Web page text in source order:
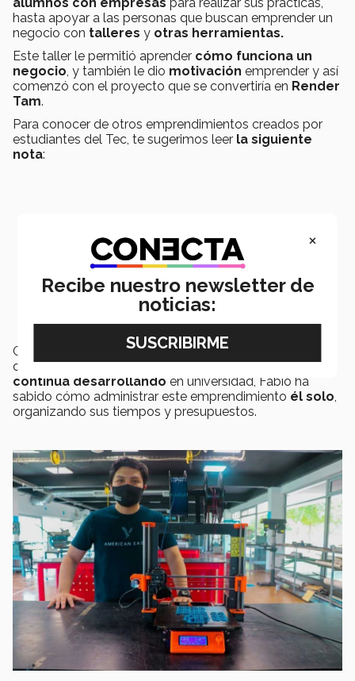
hasta apoyar a las personas que buscan emprender un
negocio con talleres y otras herramientas.
Este taller le permitió aprender cómo funciona un
negocio, y también le dio motivación emprender y así
comenzó con el proyecto que se convertiría en Render
Tam.
Para conocer de otros emprendimientos creados por
estudiantes del Tec, te sugerimos leer la siguiente
nota:
Gracias a la competencia deautogestión
desarrolló durante su tiempo enPrepaTecy que
continúa desarrollando en universidad, Fabio ha
sabido cómo administrar este emprendimiento él solo,
organizando sus tiempos y presupuestos.
×
Recibe nuestro newsletter de
noticias: